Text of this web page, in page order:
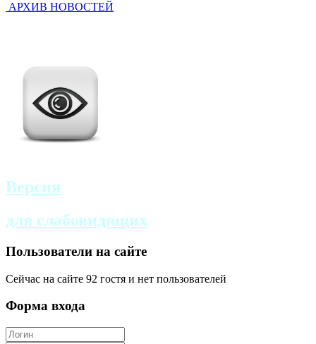
АРХИВ НОВОСТЕЙ
Версия
для слабовидящих
Пользователи на сайте
Сейчас на сайте 92 гостя и нет пользователей
Форма входа